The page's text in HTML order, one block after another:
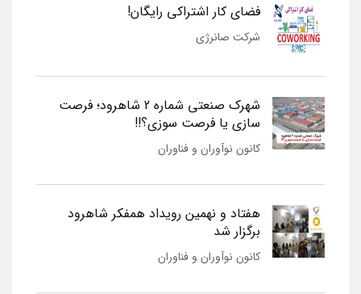
فضای کار اشتراکی رایگان!
شرکت صانرژی
شهرک صنعتی شماره 2 شاهرود؛ فرصت
سازی یا فرصت سوزی؟!!
کانون نوآوران و فناوران
هفتاد و نهمین رویداد همفکر شاهرود
برگزار شد
کانون نوآوران و فناوران